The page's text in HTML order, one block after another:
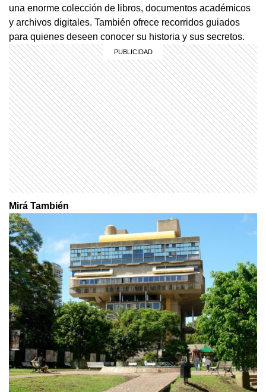
una enorme colección de libros, documentos académicos
y archivos digitales. También ofrece recorridos guiados
para quienes deseen conocer su historia y sus secretos.
Mirá También